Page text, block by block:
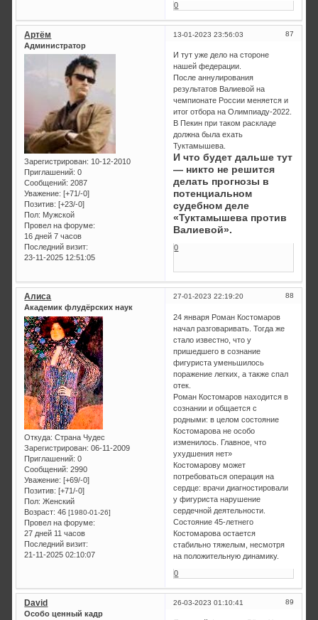
0
87
13-01-2023 23:56:03
Артём
Администратор
Зарегистрирован: 10-12-2010
Приглашений: 0
Сообщений: 2087
Уважение: [+71/-0]
Позитив: [+23/-0]
Пол: Мужской
Провел на форуме:
16 дней 7 часов
Последний визит:
23-11-2025 12:51:05
И тут уже дело на стороне
нашей федерации.
После аннулирования
результатов Валиевой на
чемпионате России меняется и
итог отбора на Олимпиаду-2022.
В Пекин при таком раскладе
должна была ехать
Туктамышева.
И что будет дальше тут
— никто не решится
делать прогнозы в
потенциальном
судебном деле
«Туктамышева против
Валиевой».
0
88
27-01-2023 22:19:20
Алиса
Академик флудёрских наук
Откуда: Страна Чудес
Зарегистрирован: 06-11-2009
Приглашений: 0
Сообщений: 2990
Уважение: [+69/-0]
Позитив: [+71/-0]
Пол: Женский
Возраст: 46[1980-01-26]
Провел на форуме:
27 дней 11 часов
Последний визит:
21-11-2025 02:10:07
24 января Роман Костомаров
начал разговаривать. Тогда же
стало известно, что у
пришедшего в сознание
фигуриста уменьшилось
поражение легких, а также спал
отек.
Роман Костомаров находится в
сознании и общается с
родными: в целом состояние
Костомарова не особо
изменилось. Главное, что
ухудшения нет»
Костомарову может
потребоваться операция на
сердце: врачи диагностировали
у фигуриста нарушение
сердечной деятельности.
Состояние 45-летнего
Костомарова остается
стабильно тяжелым, несмотря
на положительную динамику.
0
89
26-03-2023 01:10:41
David
Особо ценный кадр